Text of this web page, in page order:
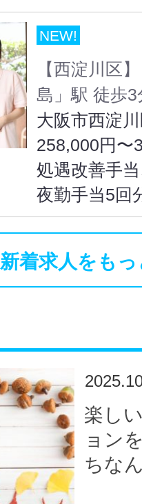
NEW!
【西淀川区
島」駅 徒歩
大阪市西淀
258,000円〜
処遇改善手
夜勤手当5回
新着求人をも
楽し
ョン
ちな